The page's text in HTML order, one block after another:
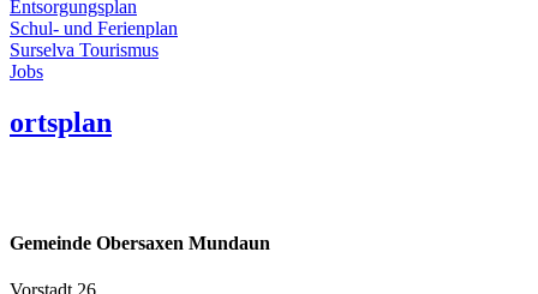
Entsorgungsplan
Schul- und Ferienplan
Surselva Tourismus
Jobs
ortsplan
Gemeinde Obersaxen Mundaun
Vorstadt 26